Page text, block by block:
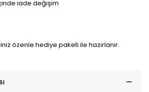
iade değişim
özenle hediye paketi ile hazırlanır.